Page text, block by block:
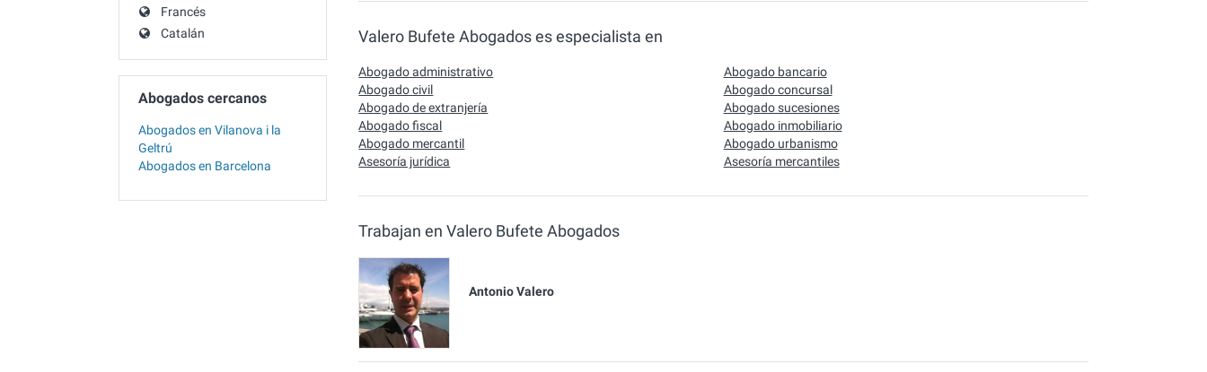
Valero Bufete Abogados es especialista en
Abogado administrativo
Abogado bancario
Abogado civil
Abogado concursal
Abogado de extranjería
Abogado sucesiones
Abogado fiscal
Abogado inmobiliario
Abogado mercantil
Abogado urbanismo
Asesoría jurídica
Asesoría mercantiles
Trabajan en Valero Bufete Abogados
Antonio Valero
Francés
Catalán
Abogados cercanos
Abogados en Vilanova i la
Geltrú
Abogados en Barcelona